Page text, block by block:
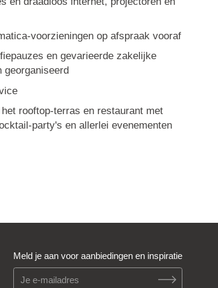
voorzieningen op afspraak vooraf
en gevarieerde zakelijke
georganiseerd
rooftop-terras en restaurant met
party's en allerlei evenementen
Meld je aan voor aanbiedingen en inspiratie